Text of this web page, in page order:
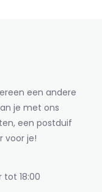
een andere
je met ons
een postduif
voor je!
18:00